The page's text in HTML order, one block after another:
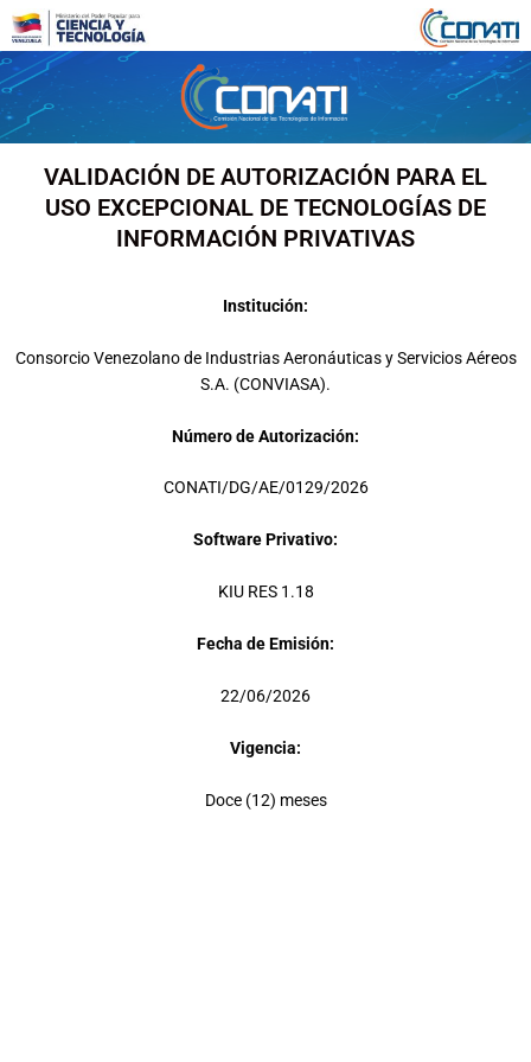
contenido
VALIDACIÓN DE AUTORIZACIÓN PARA EL
USO EXCEPCIONAL DE TECNOLOGÍAS DE
INFORMACIÓN PRIVATIVAS
Institución:
Consorcio Venezolano de Industrias Aeronáuticas y Servicios Aéreos
S.A. (CONVIASA).
Número de Autorización:
CONATI/DG/AE/0129/2026
Software Privativo:
KIU RES 1.18
Fecha de Emisión:
22/06/2026
Vigencia:
Doce (12) meses